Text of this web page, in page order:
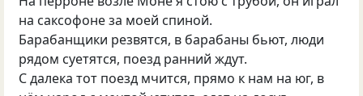
на саксофоне за моей спиной.
Барабанщики резвятся, в барабаны бьют, люди
рядом суетятся, поезд ранний ждут.
С далека тот поезд мчится, прямо к нам на юг, в